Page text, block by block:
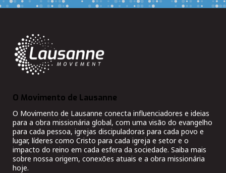
O Movimento de Lausanne
O Movimento de Lausanne conecta influenciadores e ideias
para a obra missionária global, com uma visão do evangelho
para cada pessoa, igrejas discipuladoras para cada povo e
lugar, líderes como Cristo para cada igreja e setor e o
impacto do reino em cada esfera da sociedade. Saiba mais
sobre nossa origem, conexões atuais e a obra missionária
hoje.